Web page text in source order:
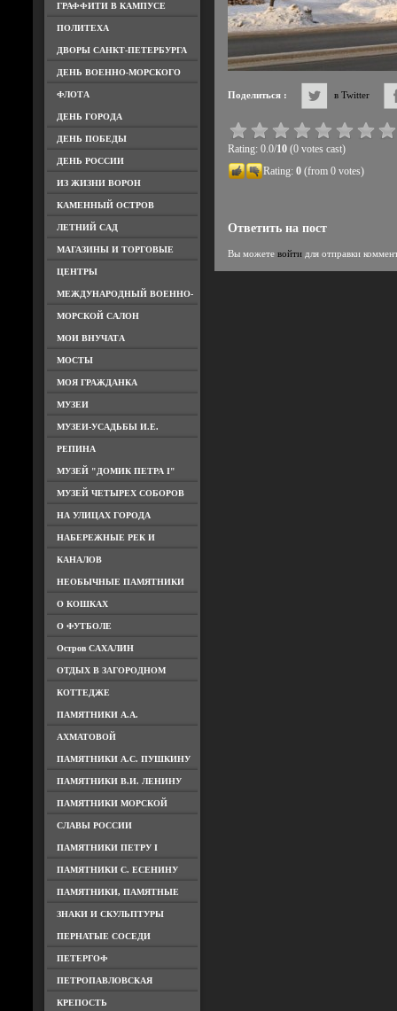
ГРАФФИТИ В КАМПУСЕ
ПОЛИТЕХА
ДВОРЫ САНКТ-ПЕТЕРБУРГА
ДЕНЬ ВОЕННО-МОРСКОГО
ФЛОТА
ДЕНЬ ГОРОДА
ДЕНЬ ПОБЕДЫ
ДЕНЬ РОССИИ
ИЗ ЖИЗНИ ВОРОН
КАМЕННЫЙ ОСТРОВ
ЛЕТНИЙ САД
МАГАЗИНЫ И ТОРГОВЫЕ
ЦЕНТРЫ
МЕЖДУНАРОДНЫЙ ВОЕННО-
МОРСКОЙ САЛОН
МОИ ВНУЧАТА
МОСТЫ
МОЯ ГРАЖДАНКА
МУЗЕИ
МУЗЕИ-УСАДЬБЫ И.Е.
РЕПИНА
МУЗЕЙ "ДОМИК ПЕТРА I"
МУЗЕЙ ЧЕТЫРЕХ СОБОРОВ
НА УЛИЦАХ ГОРОДА
НАБЕРЕЖНЫЕ РЕК И
КАНАЛОВ
НЕОБЫЧНЫЕ ПАМЯТНИКИ
О КОШКАХ
О ФУТБОЛЕ
Остров САХАЛИН
ОТДЫХ В ЗАГОРОДНОМ
КОТТЕДЖЕ
ПАМЯТНИКИ А.А.
АХМАТОВОЙ
ПАМЯТНИКИ А.С. ПУШКИНУ
ПАМЯТНИКИ В.И. ЛЕНИНУ
ПАМЯТНИКИ МОРСКОЙ
СЛАВЫ РОССИИ
ПАМЯТНИКИ ПЕТРУ I
ПАМЯТНИКИ С. ЕСЕНИНУ
ПАМЯТНИКИ, ПАМЯТНЫЕ
ЗНАКИ И СКУЛЬПТУРЫ
ПЕРНАТЫЕ СОСЕДИ
ПЕТЕРГОФ
ПЕТРОПАВЛОВСКАЯ
КРЕПОСТЬ
Поделиться : в Twitter
Rating: 0.0/10(0 votes cast)
Rating: 0(from 0 votes)
Ответить на пост
Вы можете войтидля отправки